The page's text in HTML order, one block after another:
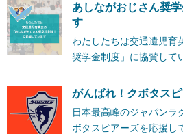
あしながおじさん奨
す
わたしたちは交通遺児育
奨学金制度」に協賛して
がんばれ！クボタスピ
日本最高峰のジャパンラ
ボタスピアーズを応援し